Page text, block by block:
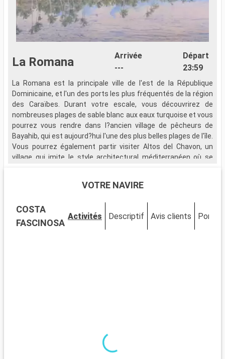
La Romana
Arrivée
---
Départ
23:59
La Romana est la principale ville de l'est de la République
Dominicaine, et l'un des ports les plus fréquentés de la région
des Caraïbes. Durant votre escale, vous découvrirez de
nombreuses plages de sable blanc aux eaux turquoise et vous
pourrez vous rendre dans l?ancien village de pêcheurs de
Bayahib, qui est aujourd?hui l'une des plus belles plages de l'île.
Vous pourrez également partir visiter Altos del Chavon, un
village qui imite le style architectural méditerranéen où se
paradisiaque de Saona, qui vous plongera dans un décor de
mangroves et vous émerveillera par la richesse de la faune
marine qui fait de l'île, un repère privilégié pour les plongeurs.
VOTRE NAVIRE
COSTA
FASCINOSA
Activités Descriptif Avis clients Ponts